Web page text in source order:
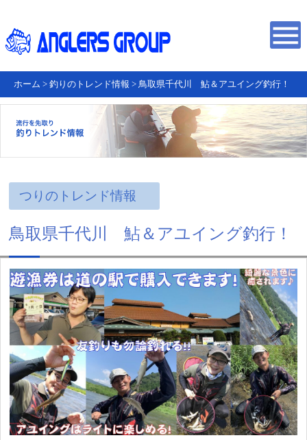
ホーム > 釣りのトレンド情報 > 鳥取県千代川 鮎＆アユイング釣行！
つりのトレンド情報
鳥取県千代川 鮎＆アユイング釣行！